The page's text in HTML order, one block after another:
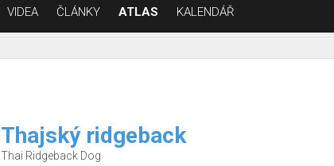
VIDEA ČLÁNKY ATLAS KALENDÁŘ
Thajský ridgeback
Thai Ridgeback Dog